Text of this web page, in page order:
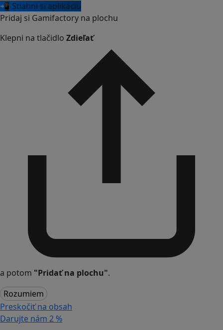
📲 Stiahni si aplikáciu
Pridaj si Gamifactory na plochu
Klepni na tlačidlo Zdieľať
a potom "Pridať na plochu".
Rozumiem
Preskočiť na obsah
Darujte nám 2 %